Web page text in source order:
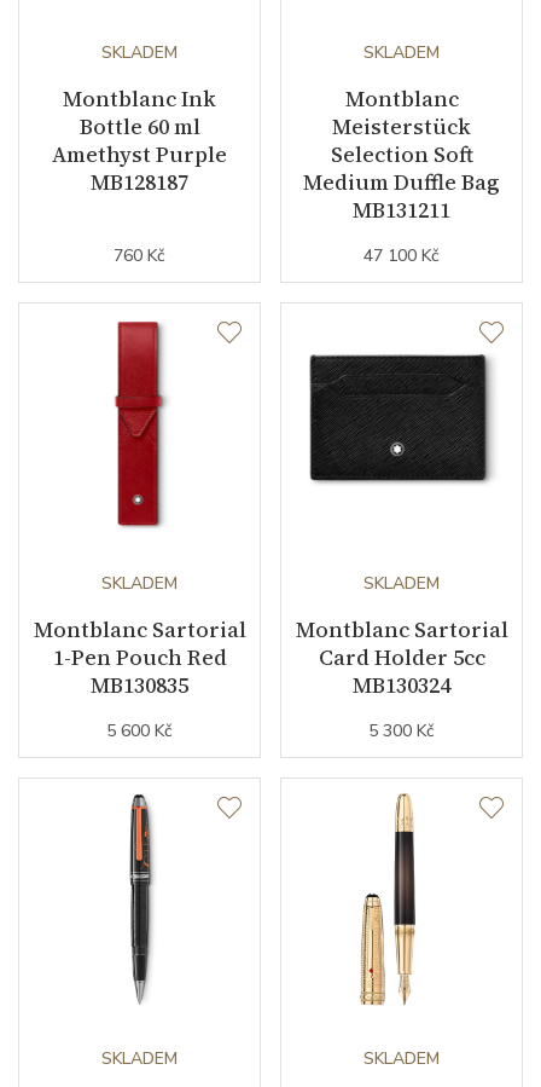
SKLADEM
Montblanc Ink
Bottle 60 ml
Amethyst Purple
MB128187
760 Kč
SKLADEM
Montblanc
Meisterstück
Selection Soft
Medium Duffle Bag
MB131211
47 100 Kč
SKLADEM
Montblanc Sartorial
1-Pen Pouch Red
MB130835
5 600 Kč
SKLADEM
Montblanc Sartorial
Card Holder 5cc
MB130324
5 300 Kč
SKLADEM SKLADEM